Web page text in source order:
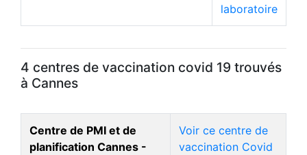
laboratoire
4 centres de vaccination covid 19 trouvés
à Cannes
Centre de PMI et de
planification Cannes -
Voir ce centre de
vaccination Covid